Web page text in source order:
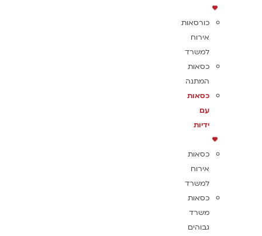
כורסאות
אירוח
למשרד
כסאות
המתנה
כסאות
עם
ידיות
כסאות
אירוח
למשרד
כסאות
משרד
גבוהים